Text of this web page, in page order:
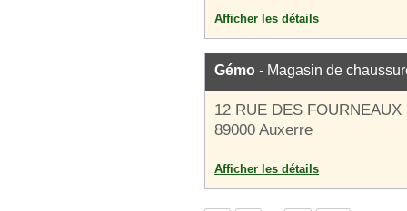
Afficher les détails
Gémo - Magasin de
12 RUE DES FOURNEAUX
89000 Auxerre
Afficher les détails